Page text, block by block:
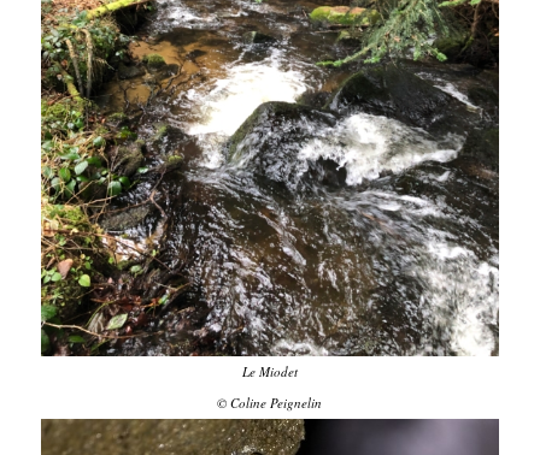
Le Miodet
© Coline Peignelin